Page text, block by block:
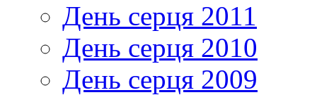
День серця 2011
День серця 2010
День серця 2009